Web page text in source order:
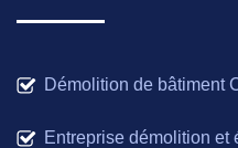
Démolition de bâtiment
Entreprise démolition et